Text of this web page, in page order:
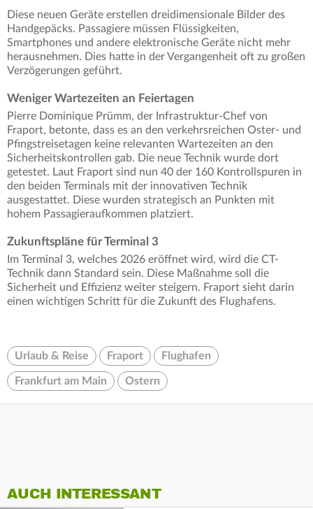
Diese neuen Geräte erstellen dreidimensionale Bilder des
Handgepäcks. Passagiere müssen Flüssigkeiten,
Smartphones und andere elektronische Geräte nicht mehr
herausnehmen. Dies hatte in der Vergangenheit oft zu großen
Verzögerungen geführt.
Weniger Wartezeiten an Feiertagen
Pierre Dominique Prümm, der Infrastruktur-Chef von
Fraport, betonte, dass es an den verkehrsreichen Oster- und
Pfingstreisetagen keine relevanten Wartezeiten an den
Sicherheitskontrollen gab. Die neue Technik wurde dort
getestet. Laut Fraport sind nun 40 der 160 Kontrollspuren in
den beiden Terminals mit der innovativen Technik
ausgestattet. Diese wurden strategisch an Punkten mit
hohem Passagieraufkommen platziert.
Zukunftspläne für Terminal 3
Im Terminal 3, welches 2026 eröffnet wird, wird die CT-
Technik dann Standard sein. Diese Maßnahme soll die
Sicherheit und Effizienz weiter steigern. Fraport sieht darin
einen wichtigen Schritt für die Zukunft des Flughafens.
Urlaub & Reise Fraport Flughafen
Frankfurt am Main Ostern
AUCH INTERESSANT